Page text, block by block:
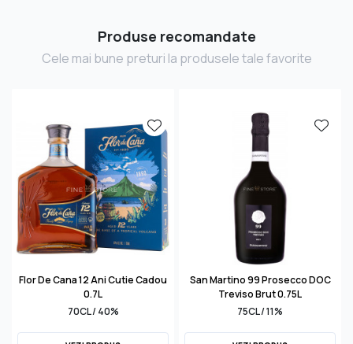
Produse recomandate
Cele mai bune preturi la produsele tale favorite
Flor De Cana 12 Ani Cutie Cadou
0.7L
70CL / 40%
San Martino 99 Prosecco DOC
Treviso Brut 0.75L
75CL / 11%